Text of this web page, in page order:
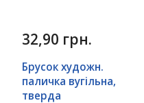
32,90 грн.
Брусок художн.
паличка вугільна,
тверда